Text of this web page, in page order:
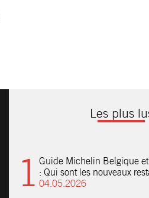
Les plus
Guide Michelin Belgique
: Qui sont les nouveaux
04.05.2026